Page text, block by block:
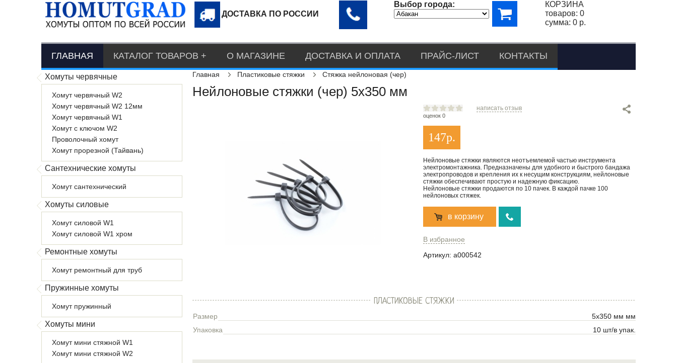
ДОСТАВКА ПО РОССИИ
Выбор города:
КОРЗИНА
товаров: 0
сумма: 0 р.
ГЛАВНАЯ КАТАЛОГ ТОВАРОВ О МАГАЗИНЕ ДОСТАВКА И ОПЛАТА ПРАЙС-ЛИСТ КОНТАКТЫ
Хомуты червячные
Хомут червячный W2
Хомут червячный W2 12мм
Хомут червячный W1
Хомут с ключом W2
Проволочный хомут
Хомут прорезной (Тайвань)
Сантехнические хомуты
Хомут сантехнический
Хомуты силовые
Хомут силовой W1
Хомут силовой W1 хром
Ремонтные хомуты
Хомут ремонтный для труб
Пружинные хомуты
Хомут пружинный
Хомуты мини
Хомут мини стяжной W1
Хомут мини стяжной W2
Главная Пластиковые стяжки Стяжка нейлоновая (чер)
Нейлоновые стяжки (чер) 5х350 мм
оценок 0
написать отзыв
147р.
Нейлоновые стяжки являются неотъемлемой частью инструмента
электромонтажника. Предназначены для удобного и быстрого бандажа
электропроводов и крепления их к несущим конструкциям, нейлоновые
стяжки обеспечивают простую и надежную фиксацию.
Нейлоновые стяжки продаются по 10 пачек. В каждой пачке 100
нейлоновых стяжек.
в корзину
В избранное
Артикул: a000542
ПЛАСТИКОВЫЕ СТЯЖКИ
Размер
5х350 мм мм
Упаковка
10 шт/в упак.